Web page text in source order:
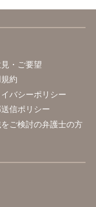
見・ご要望
約
バシーポリシー
信ポリシー
ご検討の弁護士の方